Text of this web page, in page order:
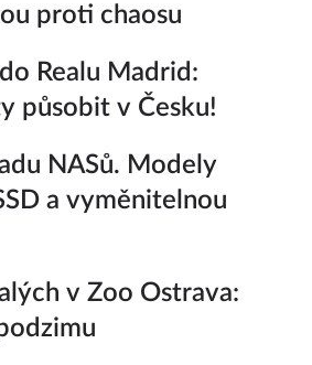
proti chaosu
Realu Madrid:
působit v Česku!
NASů. Modely
a vyměnitelnou
v Zoo Ostrava: